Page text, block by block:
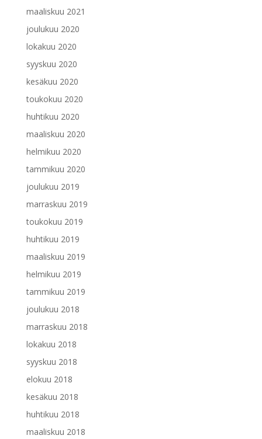
maaliskuu 2021
joulukuu 2020
lokakuu 2020
syyskuu 2020
kesäkuu 2020
toukokuu 2020
huhtikuu 2020
maaliskuu 2020
helmikuu 2020
tammikuu 2020
joulukuu 2019
marraskuu 2019
toukokuu 2019
huhtikuu 2019
maaliskuu 2019
helmikuu 2019
tammikuu 2019
joulukuu 2018
marraskuu 2018
lokakuu 2018
syyskuu 2018
elokuu 2018
kesäkuu 2018
huhtikuu 2018
maaliskuu 2018